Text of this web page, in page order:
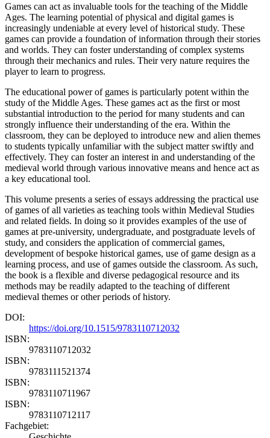
Games can act as invaluable tools for the teaching of the Middle
Ages. The learning potential of physical and digital games is
increasingly undeniable at every level of historical study. These
games can provide a foundation of information through their stories
and worlds. They can foster understanding of complex systems
through their mechanics and rules. Their very nature requires the
player to learn to progress.
The educational power of games is particularly potent within the
study of the Middle Ages. These games act as the first or most
substantial introduction to the period for many students and can
strongly influence their understanding of the era. Within the
classroom, they can be deployed to introduce new and alien themes
to students typically unfamiliar with the subject matter swiftly and
effectively. They can foster an interest in and understanding of the
medieval world through various innovative means and hence act as
a key educational tool.
This volume presents a series of essays addressing the practical use
of games of all varieties as teaching tools within Medieval Studies
and related fields. In doing so it provides examples of the use of
games at pre-university, undergraduate, and postgraduate levels of
study, and considers the application of commercial games,
development of bespoke historical games, use of game design as a
learning process, and use of games outside the classroom. As such,
the book is a flexible and diverse pedagogical resource and its
methods may be readily adapted to the teaching of different
medieval themes or other periods of history.
DOI:
https://doi.org/10.1515/9783110712032
ISBN:
9783110712032
ISBN:
9783111521374
ISBN:
9783110711967
ISBN:
9783110712117
Fachgebiet: